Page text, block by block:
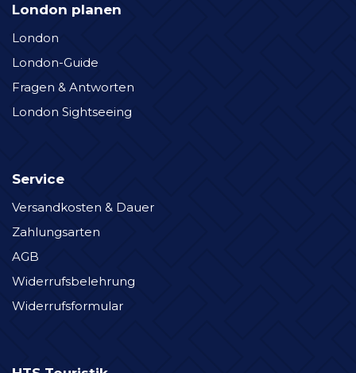
London planen
London
London-Guide
Fragen & Antworten
London Sightseeing
Service
Versandkosten & Dauer
Zahlungsarten
AGB
Widerrufsbelehrung
Widerrufsformular